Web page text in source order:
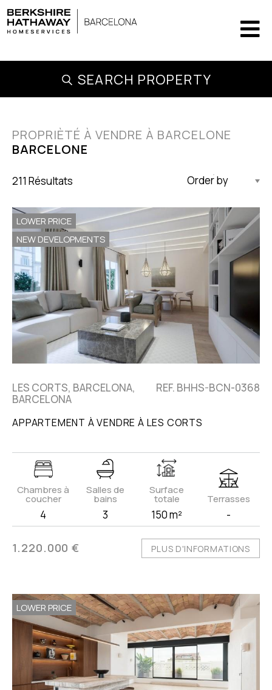
SEARCH PROPERTY
PROPRIÈTÉ À VENDRE À BARCELONE
BARCELONE
Mise À Jour Par Ordre Décroissant
211 Résultats
LOWER PRICE
NEW DEVELOPMENTS
LES CORTS, BARCELONA,
BARCELONA
REF. BHHS-BCN-0368
APPARTEMENT À VENDRE À LES CORTS
Chambres à
coucher
4
Salles de
bains
3
Surface
totale
150 m²
Terrasses
-
1.220.000 € PLUS D'INFORMATIONS
LOWER PRICE